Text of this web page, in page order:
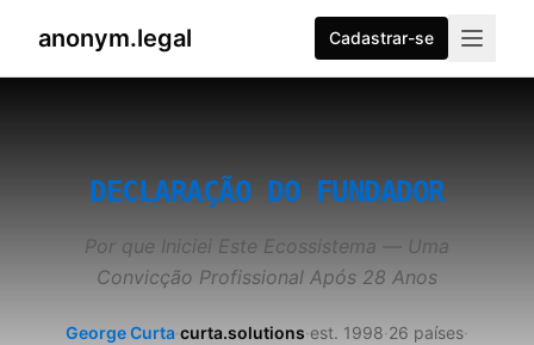
anonym.legal Cadastrar-se
DECLARAÇÃO DO FUNDADOR
Por que Iniciei Este Ecossistema — Uma
Convicção Profissional Após 28 Anos
George Curta·curta.solutions·est. 1998·26 países·